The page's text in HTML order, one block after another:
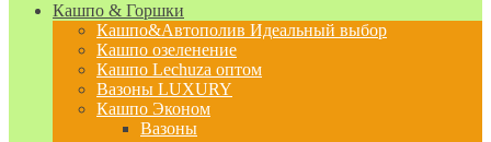
Кашпо & Горшки
Кашпо&Автополив Идеальный выбор
Кашпо озеленение
Кашпо Lechuza оптом
Вазоны LUXURY
Кашпо Эконом
Вазоны